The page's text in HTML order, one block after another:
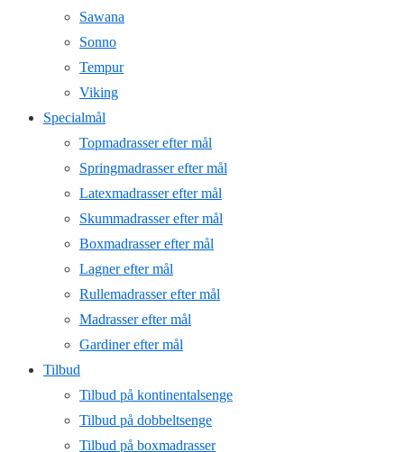
Sawana
Sonno
Tempur
Viking
Specialmål
Topmadrasser efter mål
Springmadrasser efter mål
Latexmadrasser efter mål
Skummadrasser efter mål
Boxmadrasser efter mål
Lagner efter mål
Rullemadrasser efter mål
Madrasser efter mål
Gardiner efter mål
Tilbud
Tilbud på kontinentalsenge
Tilbud på dobbeltsenge
Tilbud på boxmadrasser